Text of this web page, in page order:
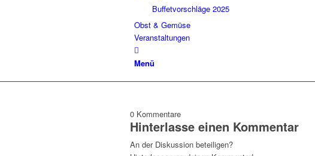
Buffetvorschläge 2025
Obst & Gemüse
Veranstaltungen
Menü
0 Kommentare
Hinterlasse einen Kommentar
An der Diskussion beteiligen?